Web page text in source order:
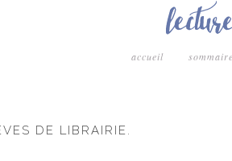
accueil sommaire
DE LIBRAIRIE.